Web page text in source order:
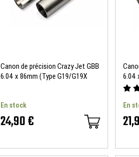
Canon de précision Crazy Jet GBB
6.04 x 86mm (Type G19/G19X
En stock
24,90 €
6.04
En